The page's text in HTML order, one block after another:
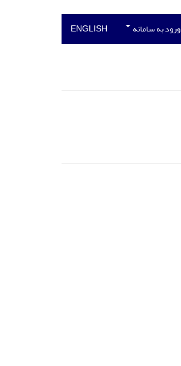
ورود به سامانه ENGLISH